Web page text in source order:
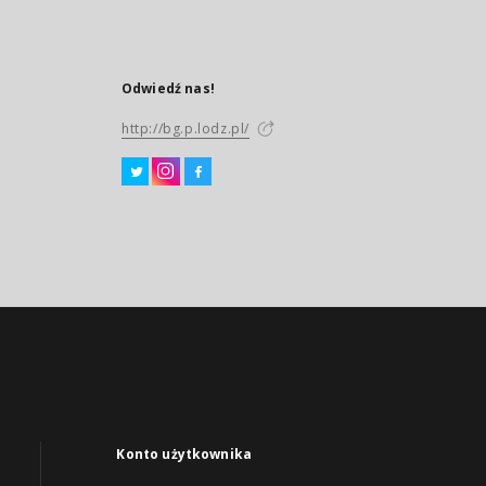
Odwiedź nas!
http://bg.p.lodz.pl/
Konto użytkownika